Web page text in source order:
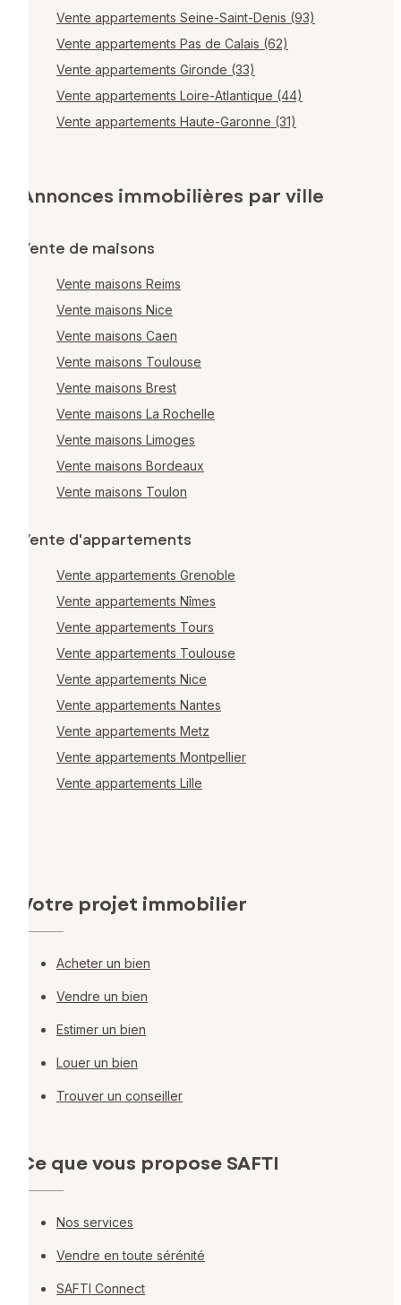
Vente appartements Seine-Saint-Denis (93)
Vente appartements Pas de Calais (62)
Vente appartements Gironde (33)
Vente appartements Loire-Atlantique (44)
Vente appartements Haute-Garonne (31)
Annonces immobilières par ville
Vente de maisons
Vente maisons Reims
Vente maisons Nice
Vente maisons Caen
Vente maisons Toulouse
Vente maisons Brest
Vente maisons La Rochelle
Vente maisons Limoges
Vente maisons Bordeaux
Vente maisons Toulon
Vente d'appartements
Vente appartements Grenoble
Vente appartements Nîmes
Vente appartements Tours
Vente appartements Toulouse
Vente appartements Nice
Vente appartements Nantes
Vente appartements Metz
Vente appartements Montpellier
Vente appartements Lille
Votre projet immobilier
Acheter un bien
Vendre un bien
Estimer un bien
Louer un bien
Trouver un conseiller
Ce que vous propose SAFTI
Nos services
Vendre en toute sérénité
SAFTI Connect